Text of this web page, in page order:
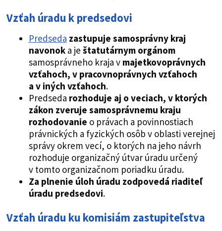
Vzťah úradu k predsedovi
Predseda zastupuje samosprávny kraj
navonoka je štatutárnym orgánom
samosprávneho kraja v majetkovoprávnych
vzťahoch, v pracovnoprávnych vzťahoch
a v iných vzťahoch.
Predseda rozhoduje aj o veciach, v ktorých
zákon zveruje samosprávnemu kraju
rozhodovanie o právach a povinnostiach
právnických a fyzických osôb v oblasti verejnej
správy okrem vecí, o ktorých na jeho návrh
rozhoduje organizačný útvar úradu určený
v tomto organizačnom poriadku úradu.
Za plnenie úloh úradu zodpovedá riaditeľ
úradu predsedovi.
Vzťah úradu ku komisiám zastupiteľstva